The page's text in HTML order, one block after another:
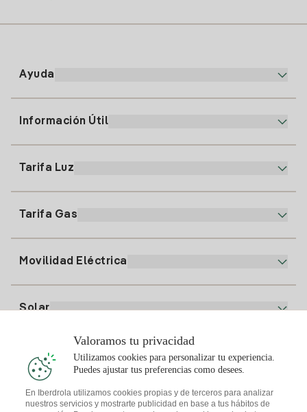
Ayuda
91 919 52 73
clientes@tuiberdrola.es
Información Útil
Alta Gas
Tarifa Luz
Precio de la luz hoy
Tarifa Gas
Movilidad Eléctrica
Solar
Plan Solar
Simulador Placas Solares
Te interesa
Valoramos tu privacidad
Utilizamos cookies para personalizar tu experiencia.
Puedes ajustar tus preferencias como desees.
En Iberdrola utilizamos cookies propias y de terceros para analizar
nuestros servicios y mostrarte publicidad en base a tus hábitos de